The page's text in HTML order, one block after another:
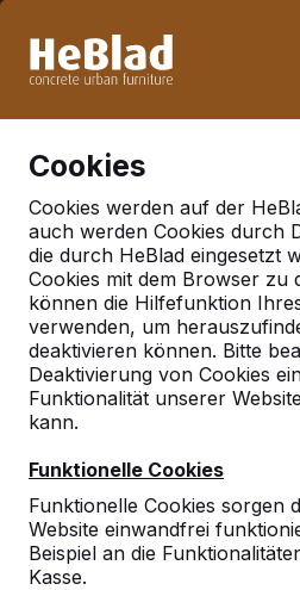
Woche 33 nicht. Bitte
Cookies
Cookies werden auf der
auch werden Cookies durch
die durch HeBlad eingesetzt
Cookies mit dem Browser zu
können die Hilfefunktion
verwenden, um
deaktivieren können. Bitte
Deaktivierung von Cookies
Funktionalität unserer
kann.
Funktionelle Cookies
Funktionelle Cookies sorgen
Website einwandfrei
Beispiel an die
Kasse.
Deutschland
Referenties
Geen reviews gevonden
locatie.